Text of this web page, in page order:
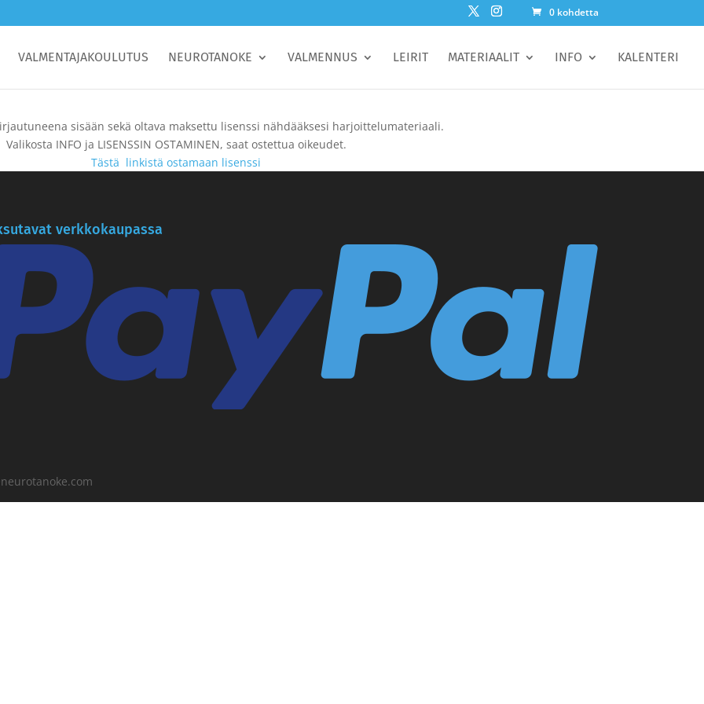
0 kohdetta
VALMENTAJAKOULUTUS NEUROTANOKE VALMENNUS LEIRIT MATERIAALIT INFO KALENTERI
sisään sekä oltava maksettu lisenssi nähdääksesi harjoittelumateriaali.
Valikosta INFO ja LISENSSIN OSTAMINEN, saat ostettua oikeudet.
Tästä linkistä ostamaan lisenssi
verkkokaupassa